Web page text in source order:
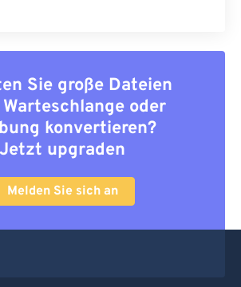
Sie große Dateien
oder
konvertieren?
Jetzt upgraden
Melden Sie sich an